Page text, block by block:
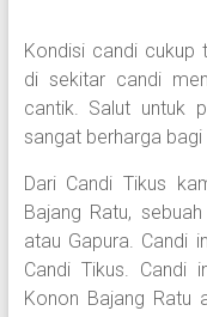
Kondisi candi cukup
di sekitar candi
cantik. Salut untuk
sangat berharga bagi
Dari Candi Tikus
Bajang Ratu,
atau Gapura. Candi
Candi Tikus. Candi
Konon Bajang Ratu